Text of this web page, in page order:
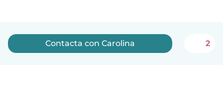
Contacta con Carolina 2